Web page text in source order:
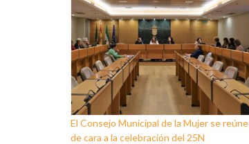
El Consejo Municipal de la Mujer se reúne
de cara a la celebración del 25N